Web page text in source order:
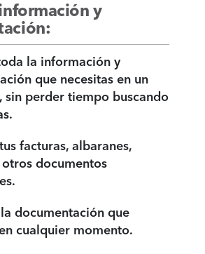
y
la información y
que necesitas en un
sin perder tiempo buscando
facturas, albaranes,
documentos
documentación que
cualquier momento.